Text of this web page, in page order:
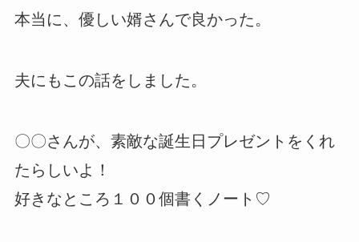
本当に、優しい婿さんで良かった。
夫にもこの話をしました。
〇〇さんが、素敵な誕生日プレゼントをくれ
たらしいよ！
好きなところ１００個書くノート♡